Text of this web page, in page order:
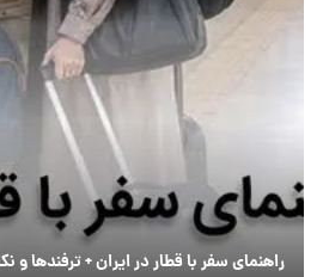
راهنمای سفر با قطار در ایران + ترفندها